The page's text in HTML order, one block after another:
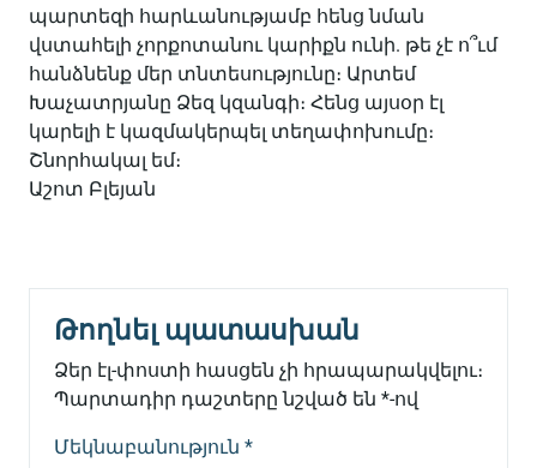
պարտեզի հարևանությամբ հենց նման
վստահելի չորքոտանու կարիքն ունի. թե չէ ո՞ւմ
հանձնենք մեր տնտեսությունը։ Արտեմ
Խաչատրյանը Ձեզ կզանգի։ Հենց այսօր էլ
կարելի է կազմակերպել տեղափոխումը։
Շնորհակալ եմ։
Աշոտ Բլեյան
Թողնել պատասխան
Ձեր էլ-փոստի հասցեն չի հրապարակվելու։
Պարտադիր դաշտերը նշված են *-ով
Մեկնաբանություն *